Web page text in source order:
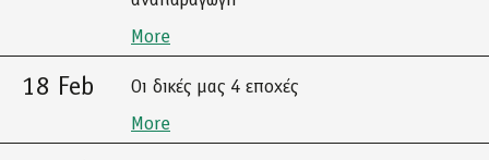
More
18 Feb
Οι δικές μας 4 εποχές
More